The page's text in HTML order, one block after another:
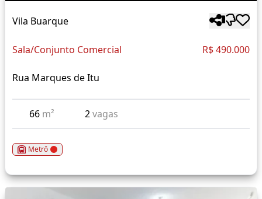
Vila Buarque
Sala/Conjunto Comercial R$ 490.000
Rua Marques de Itu
66 m² 2vagas
Metrô